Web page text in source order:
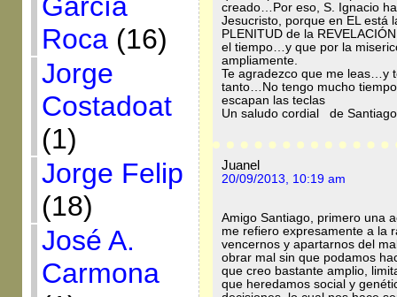
Roca(16)
Jorge
Costadoat
(1)
Jorge Felip
(18)
José A.
Carmona
creado…Por eso, S. Ignacio
Jesucristo, porque en EL está
PLENITUD de la
el tiempo…y que por la
ampliamente.
Te agradezco que me leas…y
tanto…No tengo mucho
escapan las teclas
Un saludo cordial de
Juanel
20/09/2013, 10:19 am
Amigo Santiago, primero una
me refiero expresamente a la
vencernos y apartarnos del
obrar mal sin que podamos
que creo bastante amplio,
que heredamos social y